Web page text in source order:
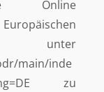
Online
main/inde
zu